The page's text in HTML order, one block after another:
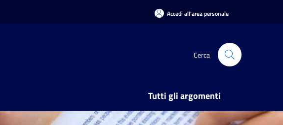
Accedi all'area personale
Cerca
Tutti gli argomenti